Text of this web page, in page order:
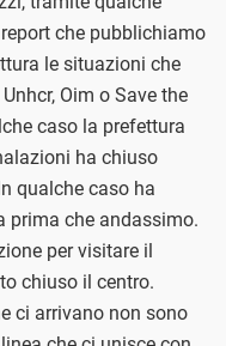
che pubblichiamo
le situazioni che
Oim o Save the
caso la prefettura
ha chiuso
qualche caso ha
prima che andassimo.
per visitare il
chiuso il centro.
ci arrivano non sono